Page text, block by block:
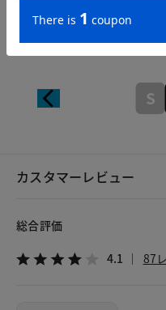
Length 62cm
S
カスタマーレビュー
総合評価
4.1 87